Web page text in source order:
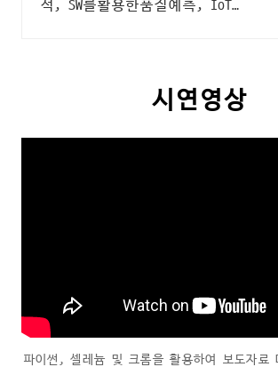
석, SW를활용한품질예측, IoT센
시연영상
파이썬, 셀레늄 및 크롬을 활용하여 보도자료